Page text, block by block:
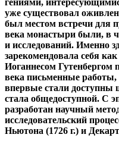
На заре науки
отдельными людьми,
гениями,
уже существовал
был местом встречи для
века монастыри были, в
и исследований. Именно
зарекомендовала себя
Иоганнесом Гутенбергом
века письменные работы,
впервые стали
стала общедоступной. С